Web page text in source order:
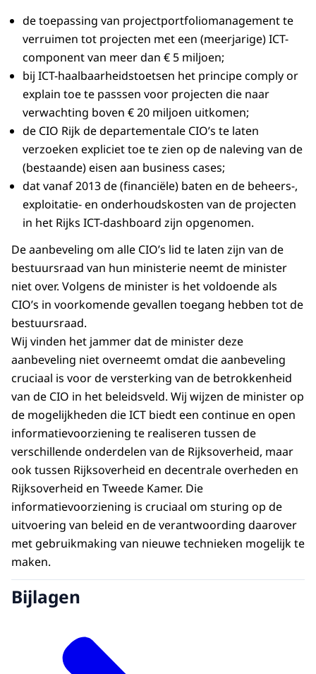
de toepassing van projectportfoliomanagement te
verruimen tot projecten met een (meerjarige) ICT-
component van meer dan € 5 miljoen;
bij ICT-haalbaarheidstoetsen het principe comply or
explain toe te passsen voor projecten die naar
verwachting boven € 20 miljoen uitkomen;
de CIO Rijk de departementale CIO’s te laten
verzoeken expliciet toe te zien op de naleving van de
(bestaande) eisen aan business cases;
dat vanaf 2013 de (financiële) baten en de beheers-,
exploitatie- en onderhoudskosten van de projecten
in het Rijks ICT-dashboard zijn opgenomen.
De aanbeveling om alle CIO’s lid te laten zijn van de
bestuursraad van hun ministerie neemt de minister
niet over. Volgens de minister is het voldoende als
CIO’s in voorkomende gevallen toegang hebben tot de
bestuursraad.
Wij vinden het jammer dat de minister deze
aanbeveling niet overneemt omdat die aanbeveling
cruciaal is voor de versterking van de betrokkenheid
van de CIO in het beleidsveld. Wij wijzen de minister op
de mogelijkheden die ICT biedt een continue en open
informatievoorziening te realiseren tussen de
verschillende onderdelen van de Rijksoverheid, maar
ook tussen Rijksoverheid en decentrale overheden en
Rijksoverheid en Tweede Kamer. Die
informatievoorziening is cruciaal om sturing op de
uitvoering van beleid en de verantwoording daarover
met gebruikmaking van nieuwe technieken mogelijk te
maken.
Bijlagen